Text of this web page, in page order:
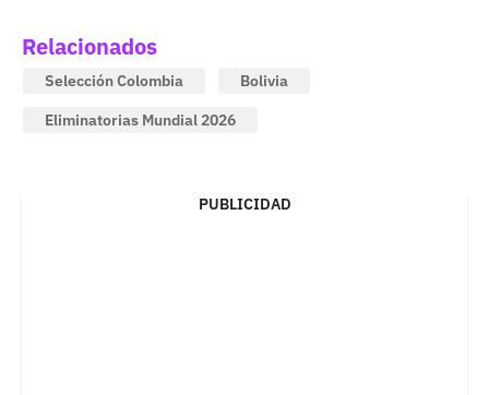
Relacionados
Selección Colombia
Bolivia
Eliminatorias Mundial 2026
PUBLICIDAD